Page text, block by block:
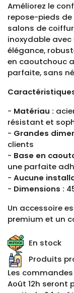
Améliorez le
repose-pieds
salons de
inoxydable
élégance,
en caoutchouc
parfaite, sans
- Matériau :
résistant et
- Grandes
clients
- Base en
une parfaite
- Aucune
- Dimensions :
Un accessoire
premium et un
En stock
Produits
Les
Août 12h seront